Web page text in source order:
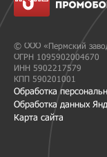
© ООО «Пермский
ОГРН 1095902004670
ИНН 5902217579
КПП 590201001
Обработка
Обработка данных
Карта сайта